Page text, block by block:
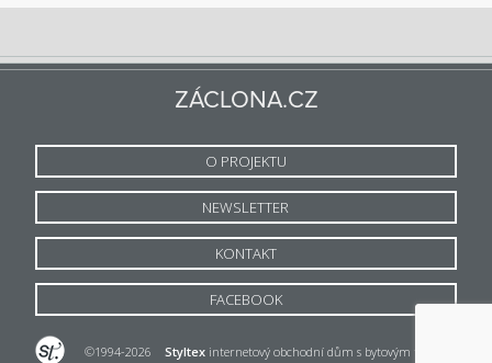
ZÁCLONA.CZ
O PROJEKTU
NEWSLETTER
KONTAKT
FACEBOOK
©1994-2026 Styltexinternetový obchodní dům s bytovým textilem